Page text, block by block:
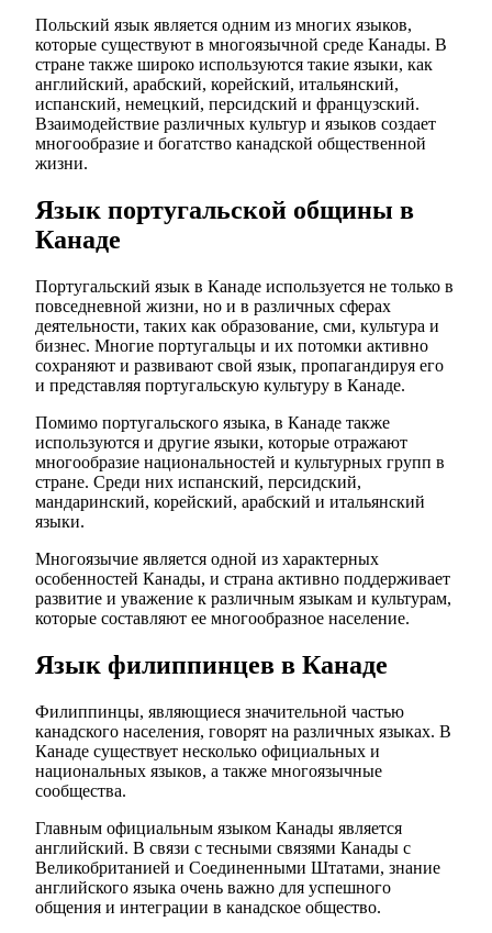
Польский язык является одним из многих языков,
которые существуют в многоязычной среде Канады. В
стране также широко используются такие языки, как
английский, арабский, корейский, итальянский,
испанский, немецкий, персидский и французский.
Взаимодействие различных культур и языков создает
многообразие и богатство канадской общественной
жизни.
Язык португальской общины в
Канаде
Португальский язык в Канаде используется не только в
повседневной жизни, но и в различных сферах
деятельности, таких как образование, сми, культура и
бизнес. Многие португальцы и их потомки активно
сохраняют и развивают свой язык, пропагандируя его
и представляя португальскую культуру в Канаде.
Помимо португальского языка, в Канаде также
используются и другие языки, которые отражают
многообразие национальностей и культурных групп в
стране. Среди них испанский, персидский,
мандаринский, корейский, арабский и итальянский
языки.
Многоязычие является одной из характерных
особенностей Канады, и страна активно поддерживает
развитие и уважение к различным языкам и культурам,
которые составляют ее многообразное население.
Язык филиппинцев в Канаде
Филиппинцы, являющиеся значительной частью
канадского населения, говорят на различных языках. В
Канаде существует несколько официальных и
национальных языков, а также многоязычные
сообщества.
Главным официальным языком Канады является
английский. В связи с тесными связями Канады с
Великобританией и Соединенными Штатами, знание
английского языка очень важно для успешного
общения и интеграции в канадское общество.